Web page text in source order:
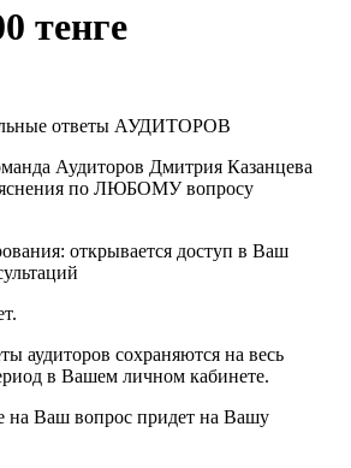
тенге
ответы АУДИТОРОВ
Аудиторов Дмитрия Казанцева
по ЛЮБОМУ вопросу
открывается доступ в Ваш
аудиторов сохраняются на весь
в Вашем личном кабинете.
на Ваш вопрос придет на Вашу